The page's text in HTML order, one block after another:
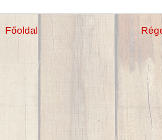
Főoldal